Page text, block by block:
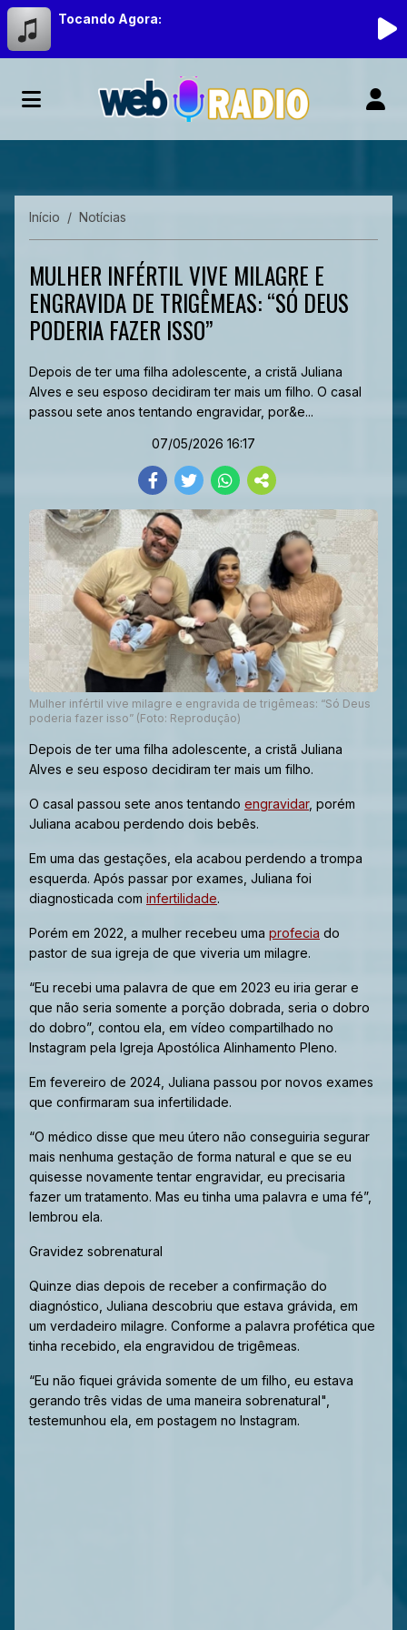
Tocando Agora:
Início Notícias
MULHER INFÉRTIL VIVE MILAGRE E
ENGRAVIDA DE TRIGÊMEAS: “SÓ DEUS
PODERIA FAZER ISSO”
Depois de ter uma filha adolescente, a cristã Juliana
Alves e seu esposo decidiram ter mais um filho. O casal
passou sete anos tentando engravidar, por&e...
07/05/2026 16:17
Mulher infértil vive milagre e engravida de trigêmeas: “Só Deus
poderia fazer isso” (Foto: Reprodução)
Depois de ter uma filha adolescente, a cristã Juliana
Alves e seu esposo decidiram ter mais um filho.
O casal passou sete anos tentando engravidar, porém
Juliana acabou perdendo dois bebês.
Em uma das gestações, ela acabou perdendo a trompa
esquerda. Após passar por exames, Juliana foi
diagnosticada com infertilidade.
Porém em 2022, a mulher recebeu uma profecia do
pastor de sua igreja de que viveria um milagre.
“Eu recebi uma palavra de que em 2023 eu iria gerar e
que não seria somente a porção dobrada, seria o dobro
do dobro”, contou ela, em vídeo compartilhado no
Instagram pela Igreja Apostólica Alinhamento Pleno.
Em fevereiro de 2024, Juliana passou por novos exames
que confirmaram sua infertilidade.
“O médico disse que meu útero não conseguiria segurar
mais nenhuma gestação de forma natural e que se eu
quisesse novamente tentar engravidar, eu precisaria
fazer um tratamento. Mas eu tinha uma palavra e uma fé”,
lembrou ela.
Gravidez sobrenatural
Quinze dias depois de receber a confirmação do
diagnóstico, Juliana descobriu que estava grávida, em
um verdadeiro milagre. Conforme a palavra profética que
tinha recebido, ela engravidou de trigêmeas.
“Eu não fiquei grávida somente de um filho, eu estava
gerando três vidas de uma maneira sobrenatural",
testemunhou ela, em postagem no Instagram.